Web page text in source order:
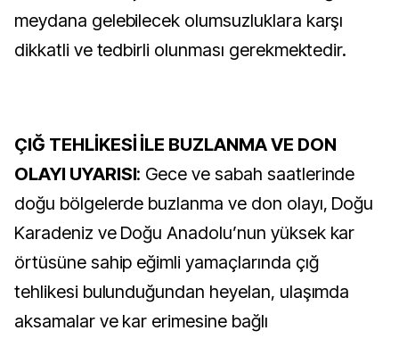
meydana gelebilecek olumsuzluklara karşı
dikkatli ve tedbirli olunması gerekmektedir.
ÇIĞ TEHLİKESİ İLE BUZLANMA VE DON
OLAYI UYARISI: Gece ve sabah saatlerinde
doğu bölgelerde buzlanma ve don olayı, Doğu
Karadeniz ve Doğu Anadolu’nun yüksek kar
örtüsüne sahip eğimli yamaçlarında çığ
tehlikesi bulunduğundan heyelan, ulaşımda
aksamalar ve kar erimesine bağlı